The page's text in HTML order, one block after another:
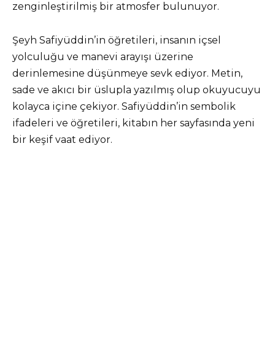
zenginleştirilmiş bir atmosfer bulunuyor.
Şeyh Safiyüddin’in öğretileri, insanın içsel
yolculuğu ve manevi arayışı üzerine
derinlemesine düşünmeye sevk ediyor. Metin,
sade ve akıcı bir üslupla yazılmış olup okuyucuyu
kolayca içine çekiyor. Safiyüddin’in sembolik
ifadeleri ve öğretileri, kitabın her sayfasında yeni
bir keşif vaat ediyor.